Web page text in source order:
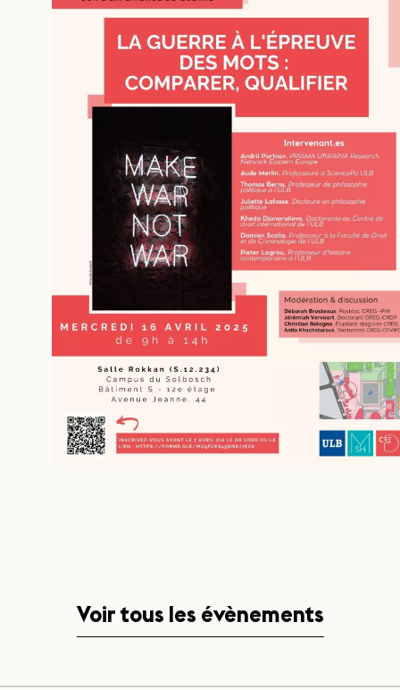
Voir tous les évènements